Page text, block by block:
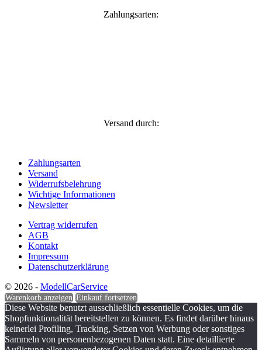
Zahlungsarten:
Versand durch:
Zahlungsarten
Versand
Widerrufsbelehrung
Wichtige Informationen
Newsletter
Vertrag widerrufen
AGB
Kontakt
Impressum
Datenschutzerklärung
© 2026 - ModellCarService
Warenkorb anzeigen Einkauf fortsetzen
Diese Website benutzt ausschließlich essentielle Cookies, um die
Shopfunktionalität bereitstellen zu können. Es findet darüber hinaus
keinerlei Profiling, Tracking, Setzen von Werbung oder sonstiges
Sammeln von personenbezogenen Daten statt. Eine detaillierte